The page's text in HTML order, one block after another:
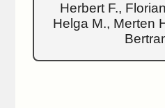
Herbert F.,
Helga M., Merten